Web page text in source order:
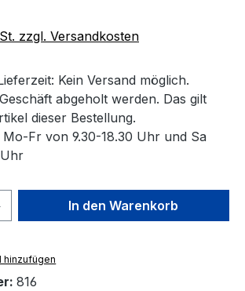
zzgl. Versandkosten
Kein Versand möglich.
abgeholt werden. Das gilt
dieser Bestellung.
Fr von 9.30-18.30 Uhr und Sa
Gib den
In den Warenkorb
hinzufügen
816